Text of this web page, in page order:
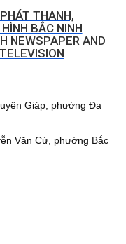
THANH,
BẮC NINH
NEWSPAPER AND
Giáp, phường Đa
Cừ, phường Bắc